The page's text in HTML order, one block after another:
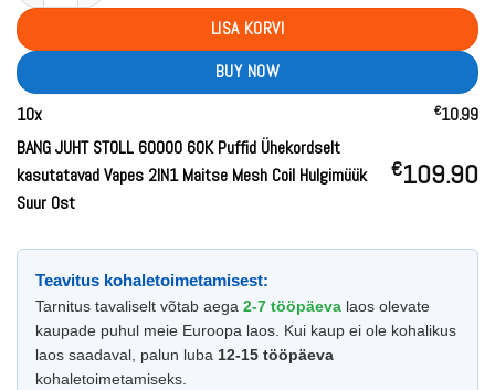
LISA KORVI
BUY NOW
10x €10.99
BANG JUHT STOLL 60000 60K Puffid Ühekordselt
kasutatavad Vapes 2IN1 Maitse Mesh Coil Hulgimüük
Suur Ost
€109.90
Teavitus kohaletoimetamisest:
Tarnitus tavaliselt võtab aega 2-7 tööpäeva laos olevate
kaupade puhul meie Euroopa laos. Kui kaup ei ole kohalikus
laos saadaval, palun luba 12-15 tööpäeva
kohaletoimetamiseks.